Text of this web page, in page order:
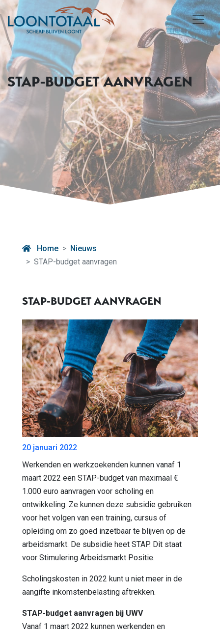
STAP-BUDGET AANVRAGEN
Home
Nieuws
STAP-budget aanvragen
STAP-BUDGET AANVRAGEN
20 januari 2022
Werkenden en werkzoekenden kunnen vanaf 1
maart 2022 een STAP-budget van maximaal €
1.000 euro aanvragen voor scholing en
ontwikkeling. Ze kunnen deze subsidie gebruiken
voor het volgen van een training, cursus of
opleiding om zo goed inzetbaar te blijven op de
arbeidsmarkt. De subsidie heet STAP. Dit staat
voor Stimulering Arbeidsmarkt Positie.
Scholingskosten in 2022 kunt u niet meer in de
aangifte inkomstenbelasting aftrekken.
STAP-budget aanvragen bij UWV
Vanaf 1 maart 2022 kunnen werkenden en